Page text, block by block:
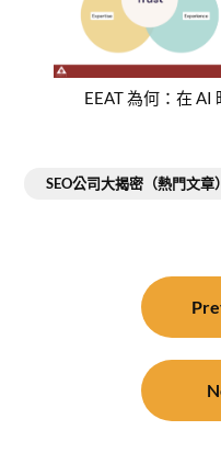
EEAT 為何：在 AI
SEO公司大揭密（熱門文章）